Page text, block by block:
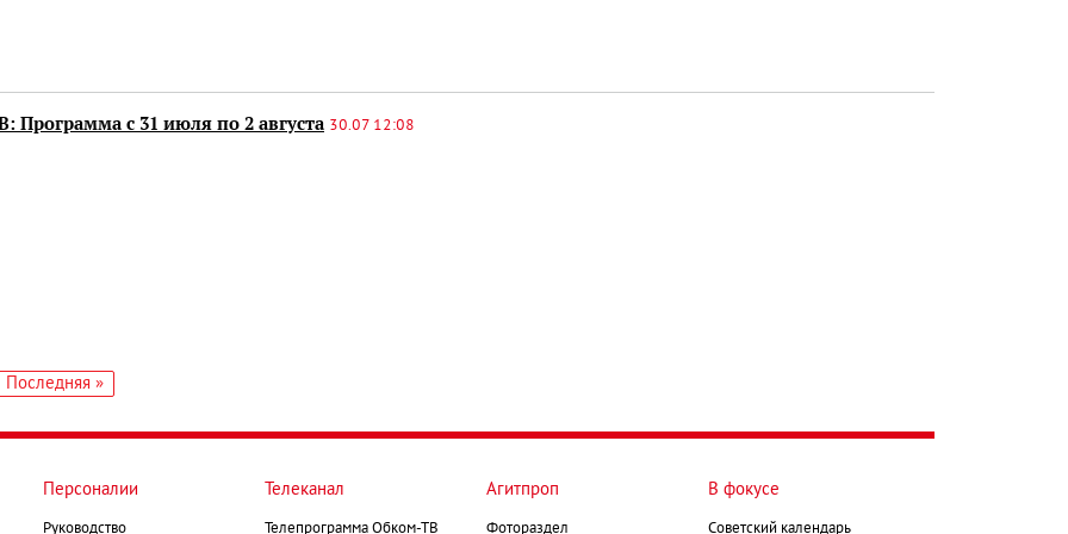
Программа с 31 июля по 2 августа 30.07 12:08
Последняя
Последняя »
Персоналии
Руководство
Телеканал
Телепрограмма Обком-ТВ
Агитпроп
Фотораздел
В фокусе
Советский календарь